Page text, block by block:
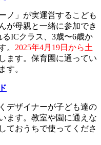
ノ」が実運営するこども
が母親と一緒に参加でき
ICクラス、3歳〜6歳か
。 2025年4月19日から土
ます。保育園に通ってい
す。
デザイナーが子ども達の
ます。教室や園に通えな
ておうちで使ってくださ